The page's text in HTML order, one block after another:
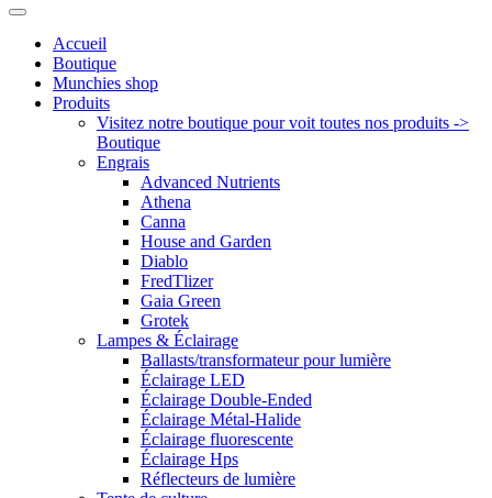
Accueil
Boutique
Munchies shop
Produits
Visitez notre boutique pour voit toutes nos produits ->
Boutique
Engrais
Advanced Nutrients
Athena
Canna
House and Garden
Diablo
FredTlizer
Gaia Green
Grotek
Lampes & Éclairage
Ballasts/transformateur pour lumière
Éclairage LED
Éclairage Double-Ended
Éclairage Métal-Halide
Éclairage fluorescente
Éclairage Hps
Réflecteurs de lumière